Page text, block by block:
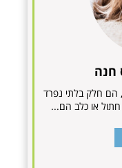
חנה
הם חלק בלתי נפרד
או כלב הם...